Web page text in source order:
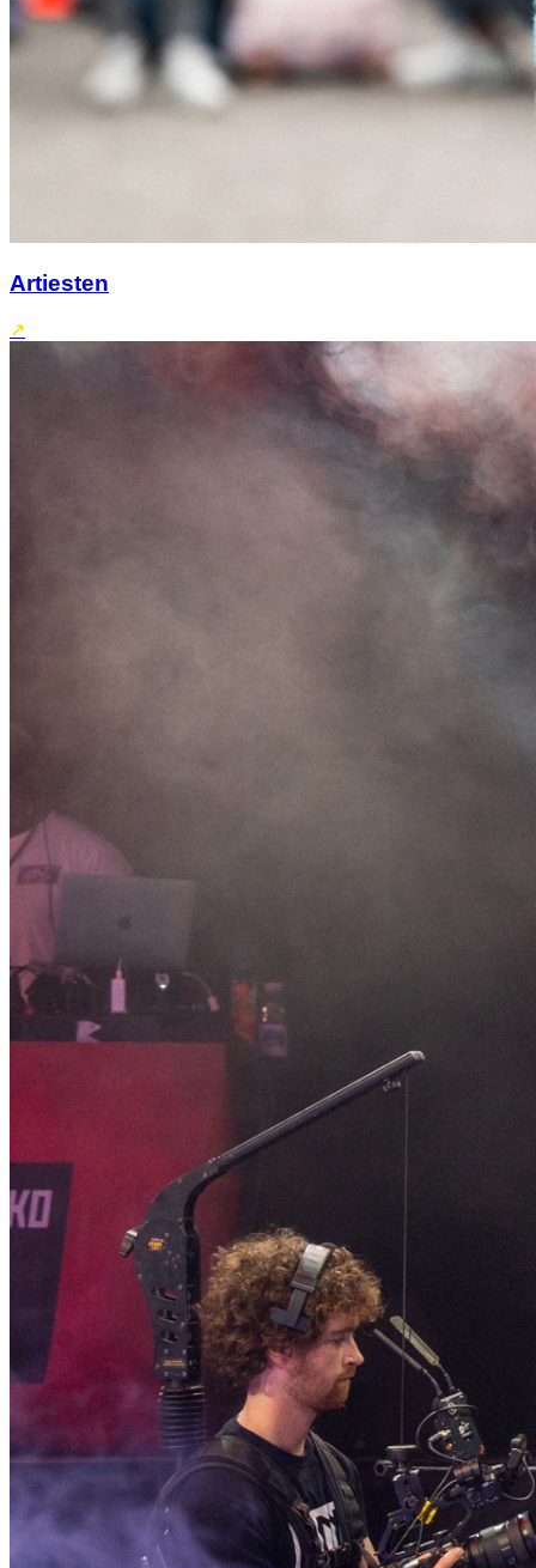
Artiesten
↗